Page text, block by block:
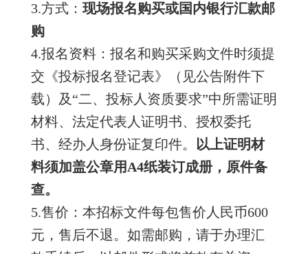
3.方式：现场报名购买或国内银行汇款邮
购
4.报名资料：报名和购买采购文件时须提
交《投标报名登记表》（见公告附件下
载）及“二、投标人资质要求”中所需证明
材料、法定代表人证明书、授权委托
书、经办人身份证复印件。
以上证明材
料须加盖公章用A4纸装订成册，原件备
查。
5.售价：本招标文件每包售价人民币600
元，售后不退。 如需邮购，请于办理汇